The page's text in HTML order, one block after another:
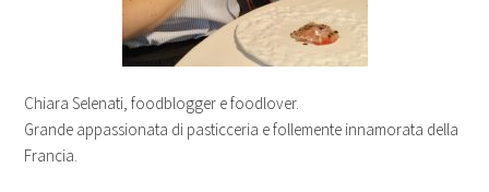
Chiara Selenati, foodblogger e foodlover.
Grande appassionata di pasticceria e follemente innamorata della
Francia.